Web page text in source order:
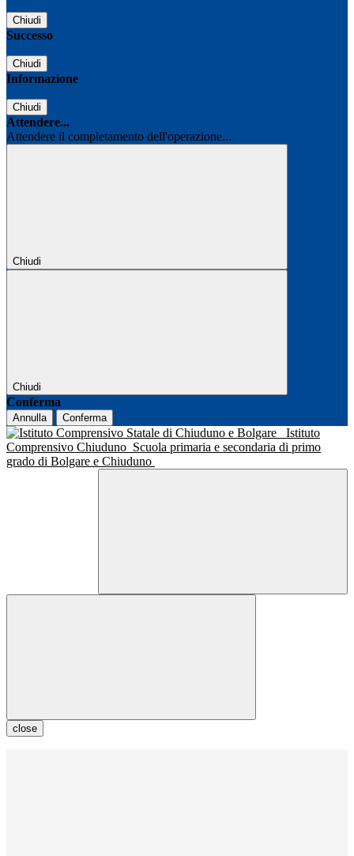
Chiudi
Successo
Chiudi
Informazione
Chiudi
Attendere...
Attendere il completamento dell'operazione...
Chiudi
Chiudi
Conferma
Annulla Conferma
Istituto
Comprensivo Chiuduno Scuola primaria e secondaria di primo
grado di Bolgare e Chiuduno
close